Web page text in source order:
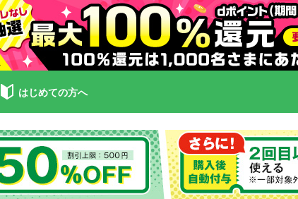
はじめての方へ